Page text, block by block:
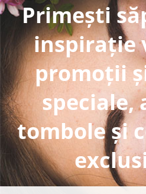
Primești
inspirație
promoții
speciale,
tombole și